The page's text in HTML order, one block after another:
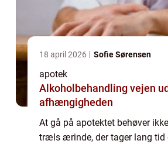
18 april 2026 Sofie Sørensen
apotek
Alkoholbehandling vejen ud af
afhængigheden
At gå på apotektet behøver
træls ærinde, der tager lang tid